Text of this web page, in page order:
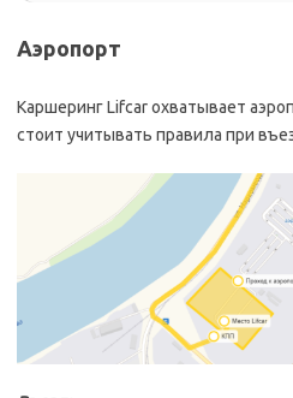
Аэропорт
Каршеринг Lifcar охватывает
стоит учитывать правила при